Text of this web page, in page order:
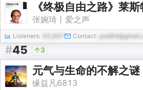
《终极自由之路》莱
张婉琦丨爱之声
Listeners: Contact:
#45 3
元气与生命的不解之谜
缘益凡6813